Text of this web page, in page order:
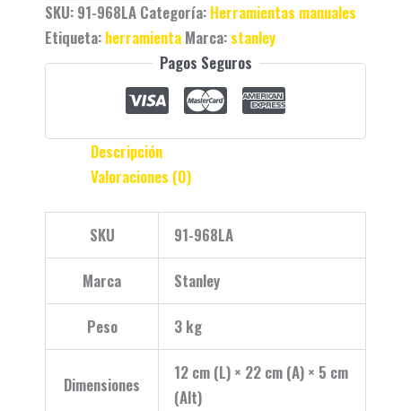
SKU: 91-968LA Categoría: Herramientas manuales
Etiqueta: herramienta Marca: stanley
Pagos Seguros
Descripción
Valoraciones (0)
SKU 91-968LA
Marca Stanley
Peso 3 kg
Dimensiones
12 cm (L) × 22 cm (A) × 5 cm
(Alt)